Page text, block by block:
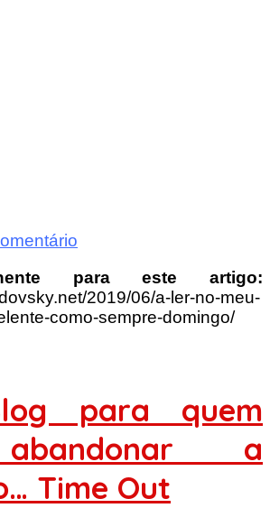
para este artigo:
2019/06/a-ler-no-meu-
como-sempre-domingo/
para quem
a
Time Out